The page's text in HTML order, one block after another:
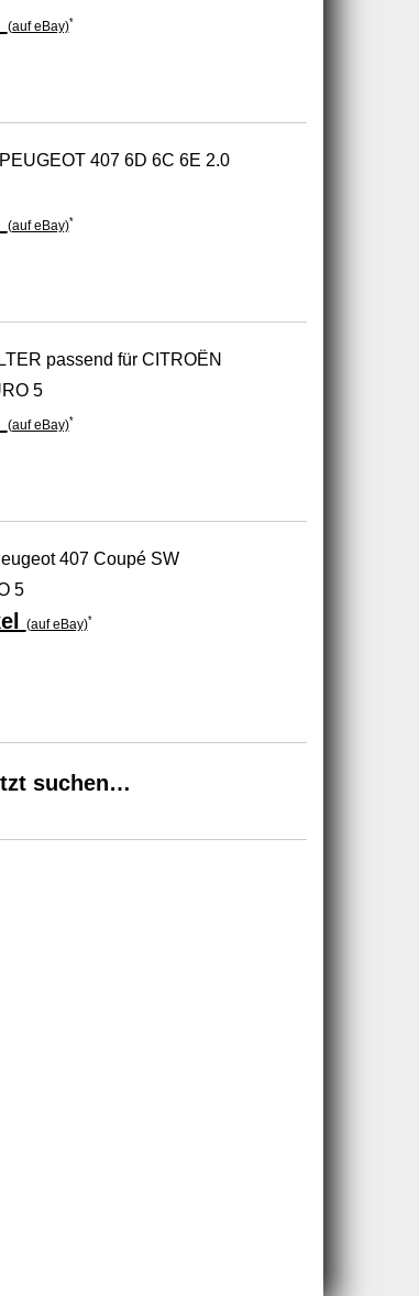
(auf eBay)*
407 6D 6C 6E 2.0
(auf eBay)*
passend für CITROËN
5
(auf eBay)*
407 Coupé SW
5
(auf eBay)*
suchen…